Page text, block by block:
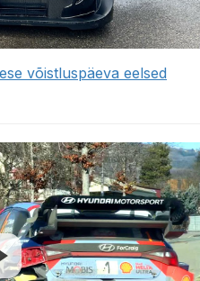
võistluspäeva eelsed